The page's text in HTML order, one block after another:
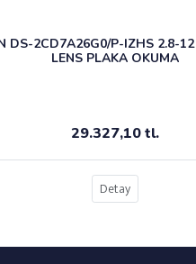
DS-2CD7A26G0/P-IZHS 2.8-
LENS PLAKA OKUMA
29.327,10 tl.
Detay